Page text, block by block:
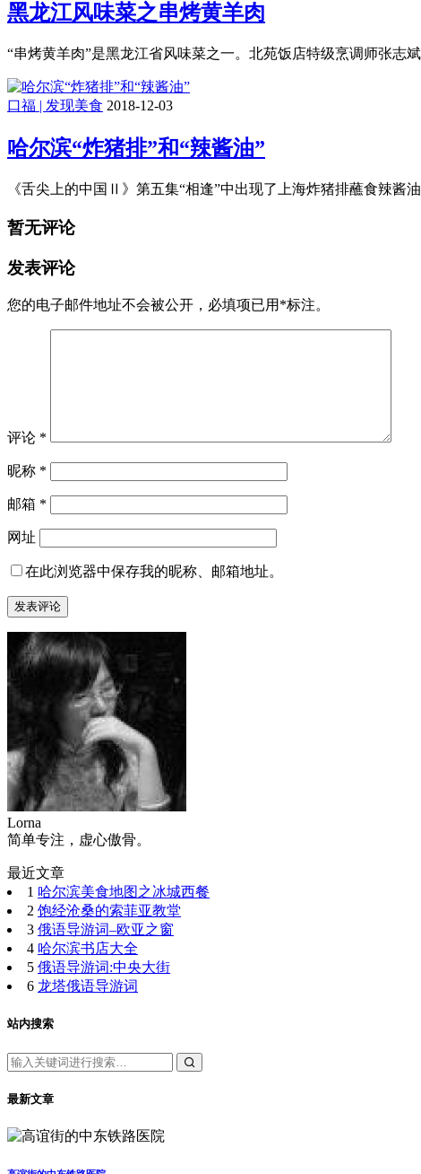
黑龙江风味菜之串烤黄羊肉
“串烤黄羊肉”是黑龙江省风味菜之一。北苑饭店特级烹调师张
口福 | 发现美食 2018-12-03
哈尔滨“炸猪排”和“辣酱油”
《舌尖上的中国Ⅱ》第五集“相逢”中出现了上海炸猪排蘸食辣
暂无评论
发表评论
您的电子邮件地址不会被公开， 必填项已用 *标注。
评论 *
昵称 *
邮箱 *
网址
在此浏览器中保存我的昵称、邮箱地址。
Lorna
简单专注，虚心傲骨。
最近文章
1 哈尔滨美食地图之冰城西餐
2 饱经沧桑的索菲亚教堂
3 俄语导游词–欧亚之窗
4 哈尔滨书店大全
5 俄语导游词:中央大街
6 龙塔俄语导游词
站内搜索
最新文章